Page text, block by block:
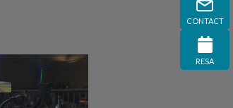
CONTACT
RESA